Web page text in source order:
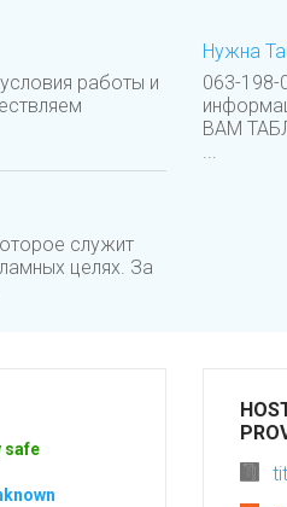
работы и
служит
целях. За
Нужна
063-198-
ВАМ
...
safe